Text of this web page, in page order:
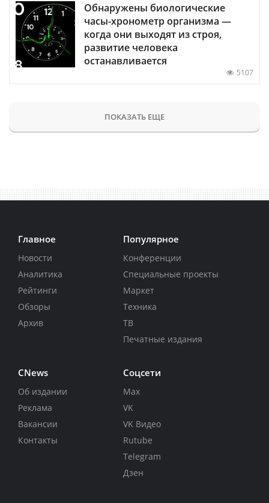
Обнаружены биологические
часы-хронометр организма —
когда они выходят из строя,
развитие человека
останавливается
5107
ПОКАЗАТЬ ЕЩЕ
Главное
Новости
Аналитика
Рейтинги
Обзоры
Архив
Популярное
Конференции
Специальные проекты
Маркет
Техника
ТВ
Печатные издания
CNews
Об издании
Реклама
Вакансии
Контакты
Соцсети
Max
VK
VK Видео
Rutube
Telegram
Дзен